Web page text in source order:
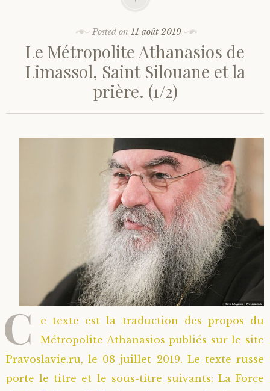
Posted on11 août 2019
Le Métropolite Athanasios de
Limassol, Saint Silouane et la
prière. (1/2)
C
e texte est la traduction des propos du
Métropolite Athanasios publiés sur le site
Pravoslavie.ru, le 08 juillet 2019. Le texte russe
porte le titre et le sous-titre suivants: La Force